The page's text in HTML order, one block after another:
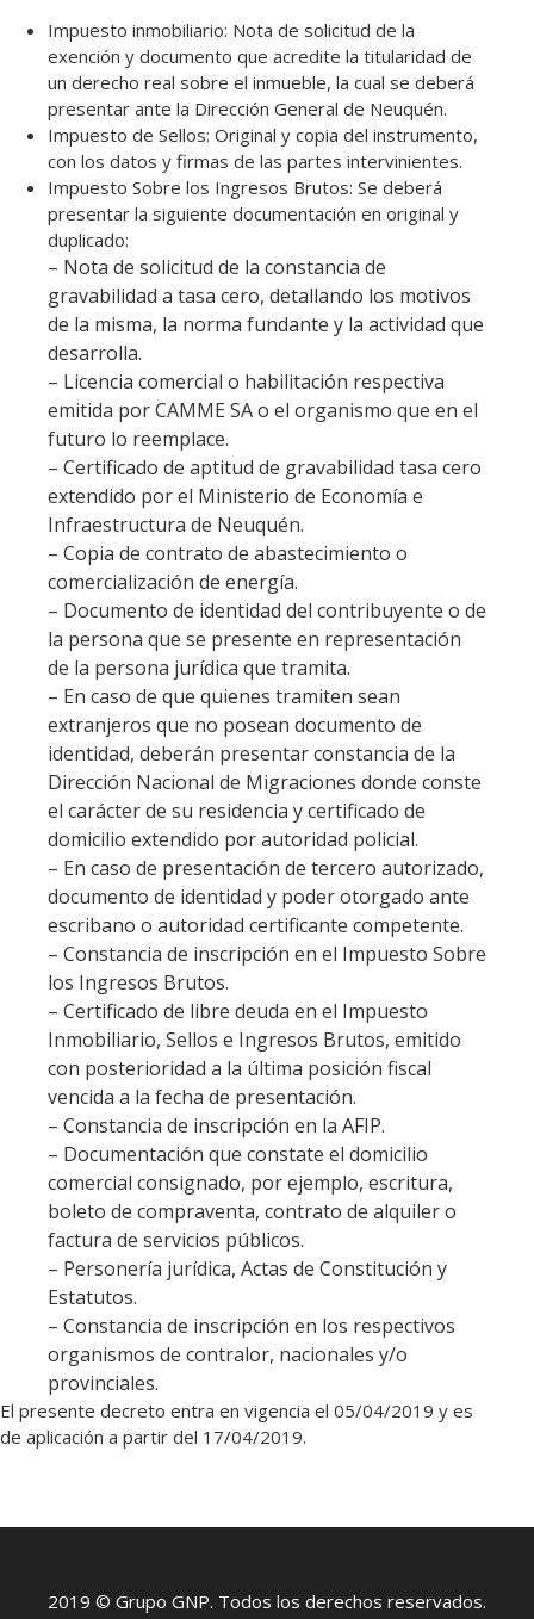
Impuesto inmobiliario: Nota de solicitud de la
exención y documento que acredite la titularidad de
un derecho real sobre el inmueble, la cual se deberá
presentar ante la Dirección General de Neuquén.
Impuesto de Sellos: Original y copia del instrumento,
con los datos y firmas de las partes intervinientes.
Impuesto Sobre los Ingresos Brutos: Se deberá
presentar la siguiente documentación en original y
duplicado:
– Nota de solicitud de la constancia de
gravabilidad a tasa cero, detallando los motivos
de la misma, la norma fundante y la actividad que
desarrolla.
– Licencia comercial o habilitación respectiva
emitida por CAMME SA o el organismo que en el
futuro lo reemplace.
– Certificado de aptitud de gravabilidad tasa cero
extendido por el Ministerio de Economía e
Infraestructura de Neuquén.
– Copia de contrato de abastecimiento o
comercialización de energía.
– Documento de identidad del contribuyente o de
la persona que se presente en representación
de la persona jurídica que tramita.
– En caso de que quienes tramiten sean
extranjeros que no posean documento de
identidad, deberán presentar constancia de la
Dirección Nacional de Migraciones donde conste
el carácter de su residencia y certificado de
domicilio extendido por autoridad policial.
– En caso de presentación de tercero autorizado,
documento de identidad y poder otorgado ante
escribano o autoridad certificante competente.
– Constancia de inscripción en el Impuesto Sobre
los Ingresos Brutos.
– Certificado de libre deuda en el Impuesto
Inmobiliario, Sellos e Ingresos Brutos, emitido
con posterioridad a la última posición fiscal
vencida a la fecha de presentación.
– Constancia de inscripción en la AFIP.
– Documentación que constate el domicilio
comercial consignado, por ejemplo, escritura,
boleto de compraventa, contrato de alquiler o
factura de servicios públicos.
– Personería jurídica, Actas de Constitución y
Estatutos.
– Constancia de inscripción en los respectivos
organismos de contralor, nacionales y/o
provinciales.
El presente decreto entra en vigencia el 05/04/2019 y es
de aplicación a partir del 17/04/2019.
2019 © Grupo GNP. Todos los derechos reservados.